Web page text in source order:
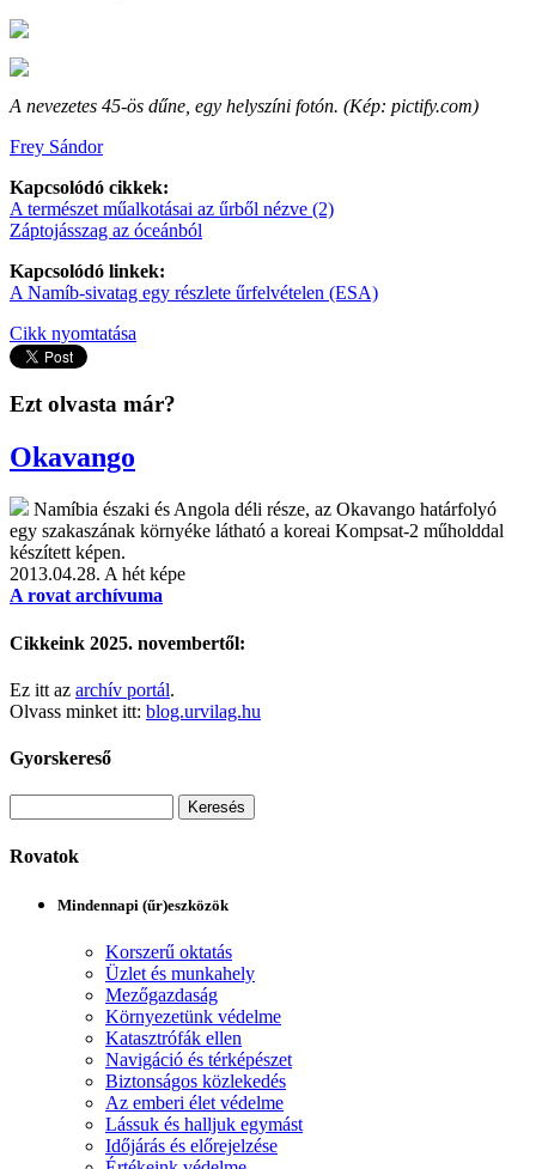
A nevezetes 45-ös dűne, egy helyszíni fotón. (Kép: pictify.com)
Frey Sándor
Kapcsolódó cikkek:
A természet műalkotásai az űrből nézve (2)
Záptojásszag az óceánból
Kapcsolódó linkek:
A Namíb-sivatag egy részlete űrfelvételen (ESA)
Cikk nyomtatása
Ezt olvasta már?
Okavango
Namíbia északi és Angola déli része, az Okavango határfolyó
egy szakaszának környéke látható a koreai Kompsat-2 műholddal
készített képen.
2013.04.28. A hét képe
A rovat archívuma
Cikkeink 2025. novembertől:
Ez itt az archív portál.
Olvass minket itt: blog.urvilag.hu
Gyorskereső
Rovatok
Mindennapi (űr)eszközök
Korszerű oktatás
Üzlet és munkahely
Mezőgazdaság
Környezetünk védelme
Katasztrófák ellen
Navigáció és térképészet
Biztonságos közlekedés
Az emberi élet védelme
Lássuk és halljuk egymást
Időjárás és előrejelzése